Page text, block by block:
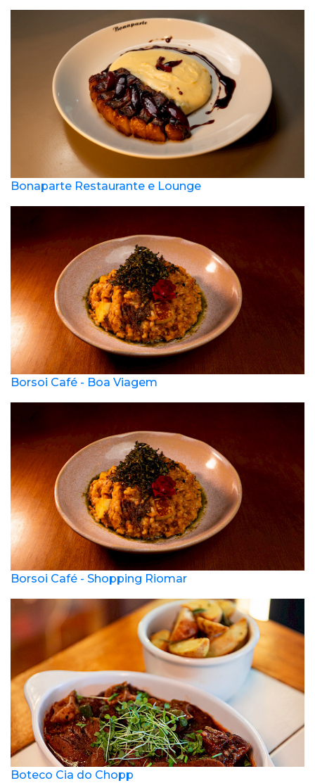
Bonaparte Restaurante e Lounge
Borsoi Café - Boa Viagem
Borsoi Café - Shopping Riomar
Boteco Cia do Chopp